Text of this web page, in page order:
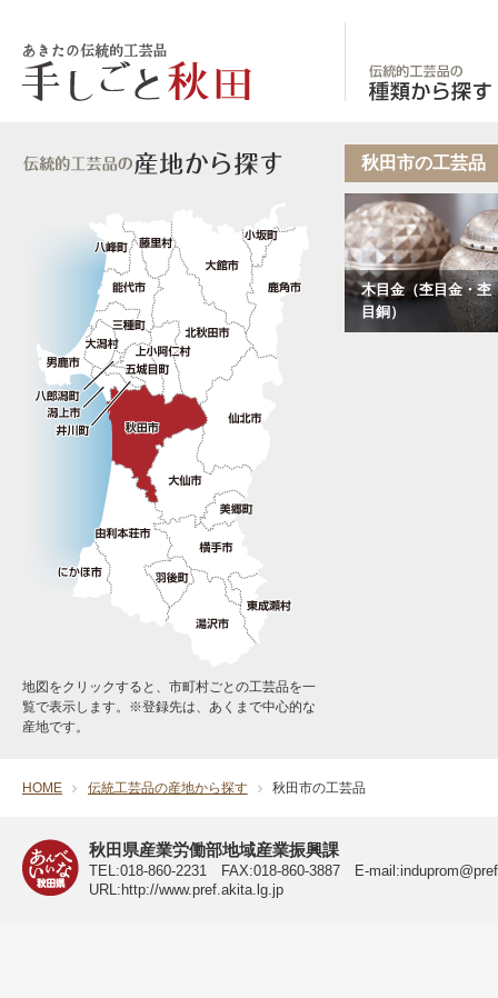
あきたの伝統的
地図をクリックすると、市町村ごとの工芸品を一
覧で表示します。※登録先は、あくまで中心的な
産地です。
秋田市の工芸品
木目金（杢目金・杢
目銅）
HOME 伝統工芸品の産地から探す 秋田市の工芸品
秋田県 公式サイト
秋田県産業労働部地域産業振興課
TEL:018-860-2231 FAX:018-860-3887 E-
URL:http://www.pref.akita.lg.jp